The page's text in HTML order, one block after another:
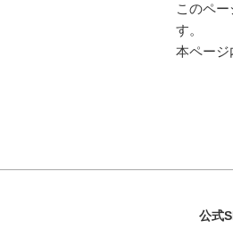
このペ
す。
本ページ
公式